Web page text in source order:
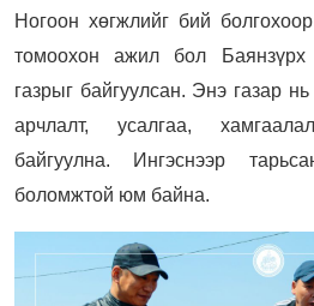
Ногоон хөгжлийг бий
томоохон ажил бол Баянзүрх
газрыг байгуулсан. Энэ газар
арчлалт, усалгаа,
байгуулна. Ингэснээр
боломжтой юм байна.